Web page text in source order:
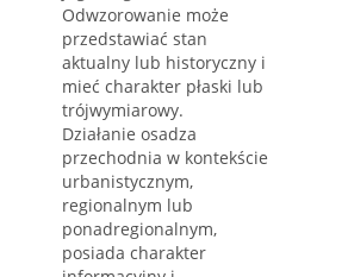
Odwzorowanie może
przedstawiać stan
aktualny lub historyczny i
mieć charakter płaski lub
trójwymiarowy.
Działanie osadza
przechodnia w kontekście
urbanistycznym,
regionalnym lub
ponadregionalnym,
posiada charakter